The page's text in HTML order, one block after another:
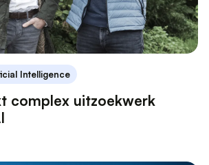
Intelligence
complex uitzoekwerk